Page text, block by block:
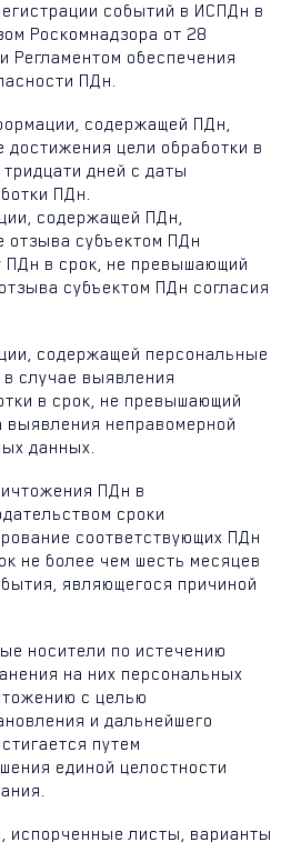
событий в ИСПДн в
Роскомнадзора от 28
Регламентом обеспечения
ПДн.
содержащей ПДн,
достижения цели обработки в
дней с даты
ПДн.
содержащей ПДн,
отзыва субъектом ПДн
ПДн в срок, не превышающий
субъектом ПДн согласия
содержащей персональные
случае выявления
в срок, не превышающий
выявления неправомерной
данных.
ПДн в
сроки
соответствующих ПДн
не более чем шесть месяцев
являющегося причиной
носители по истечению
на них персональных
с целью
и дальнейшего
путем
единой целостности
испорченные листы, варианты